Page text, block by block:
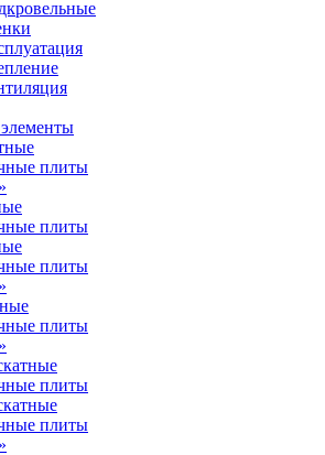
плиты
плиты
плиты
плиты
плиты
плиты